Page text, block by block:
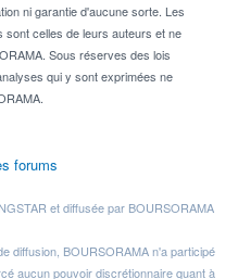
ni garantie d'aucune sorte. Les
sont celles de leurs auteurs et ne
Sous réserves des lois
qui y sont exprimées ne
forums
et diffusée par BOURSORAMA
diffusion, BOURSORAMA n'a participé
aucun pouvoir discrétionnaire quant à